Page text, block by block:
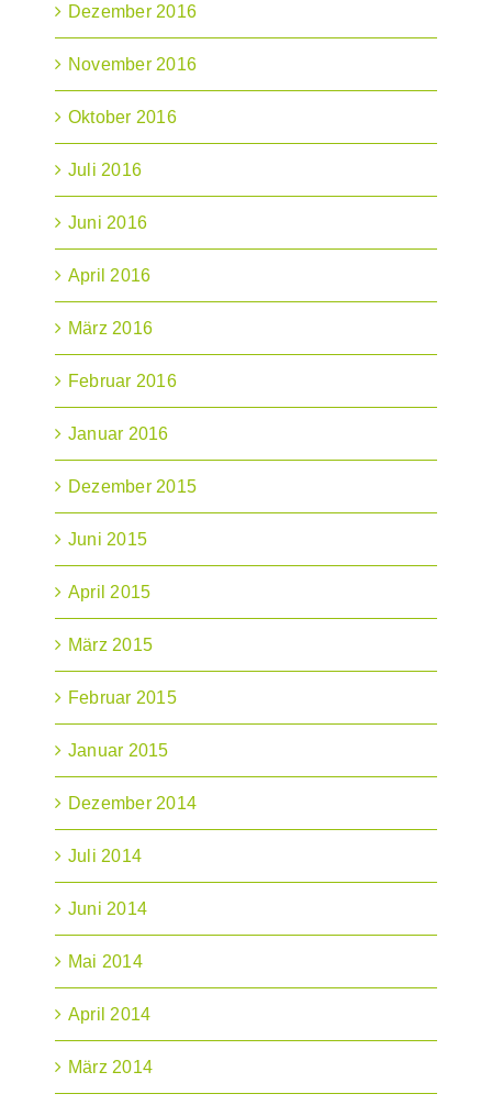
Dezember 2016
November 2016
Oktober 2016
Juli 2016
Juni 2016
April 2016
März 2016
Februar 2016
Januar 2016
Dezember 2015
Juni 2015
April 2015
März 2015
Februar 2015
Januar 2015
Dezember 2014
Juli 2014
Juni 2014
Mai 2014
April 2014
März 2014